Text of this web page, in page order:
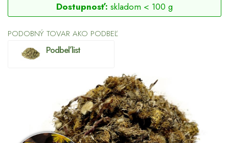
Dostupnosť: skladom < 100 g
PODOBNÝ TOVAR AKO PODBEĽ
Podbeľ list